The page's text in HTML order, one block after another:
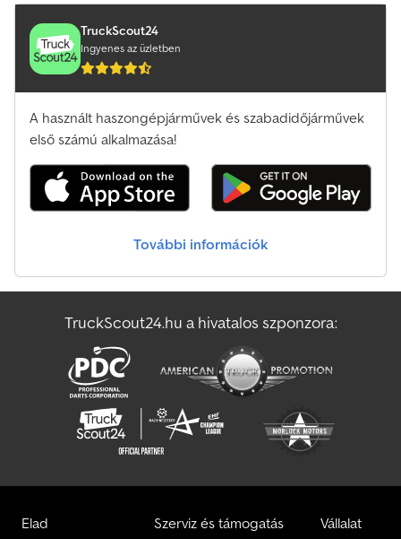
TruckScout24
Ingyenes az üzletben
A használt haszongépjárművek és szabadidőjárművek
első számú alkalmazása!
További információk
TruckScout24.hu a hivatalos szponzora:
Elad Szerviz és támogatás Vállalat